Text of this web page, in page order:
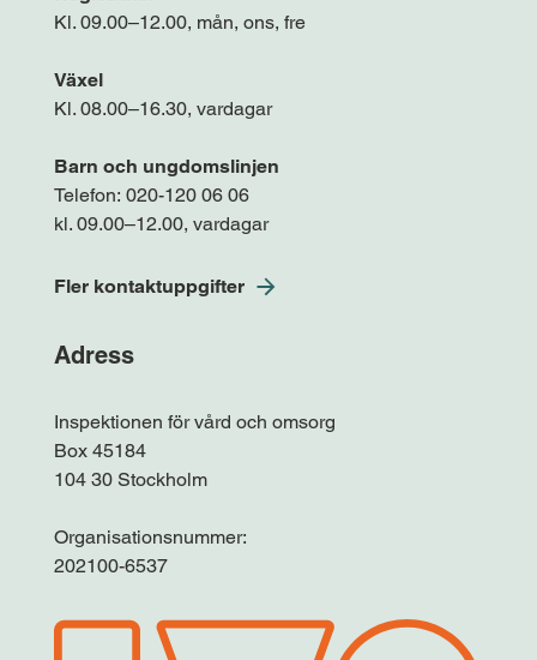
Kl. 09.00–12.00, mån, ons, fre
Växel
Kl. 08.00–16.30, vardagar
Barn och ungdomslinjen
Telefon: 020-120 06 06
kl. 09.00–12.00, vardagar
Fler kontaktuppgifter
Adress
Inspektionen för vård och omsorg
Box 45184
104 30 Stockholm
Organisationsnummer:
202100-6537